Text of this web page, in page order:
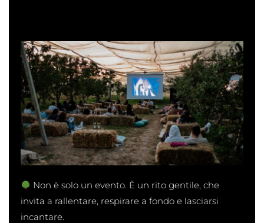
Non è solo un evento. È un rito gentile, che
invita a rallentare, respirare a fondo e lasciarsi
incantare.